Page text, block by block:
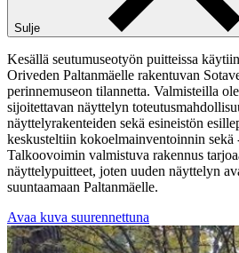
Sulje
Kesällä seutumuseotyön puitteissa
Oriveden Paltanmäelle rakentuvan
perinnemuseon tilannetta. Valmisteilla
sijoitettavan näyttelyn
näyttelyrakenteiden sekä esineistön
keskusteltiin kokoelmainventoinnin sekä
Talkoovoimin valmistuva rakennus
näyttelypuitteet, joten uuden näyttelyn
suuntaamaan Paltanmäelle.
Avaa kuva suurennettuna